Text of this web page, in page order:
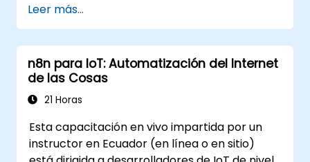
Utilizar características avanzadas como
ACLs, manipulación de cabeceras HTTP y
registro de eventos para mejorar el
control.
Monitorear y solucionar problemas de
HAProxy para obtener el máximo
Leer más...
n8n para IoT: Automatización del Internet
de las Cosas
21 Horas
Esta capacitación en vivo impartida por un
instructor en Ecuador (en línea o en sitio)